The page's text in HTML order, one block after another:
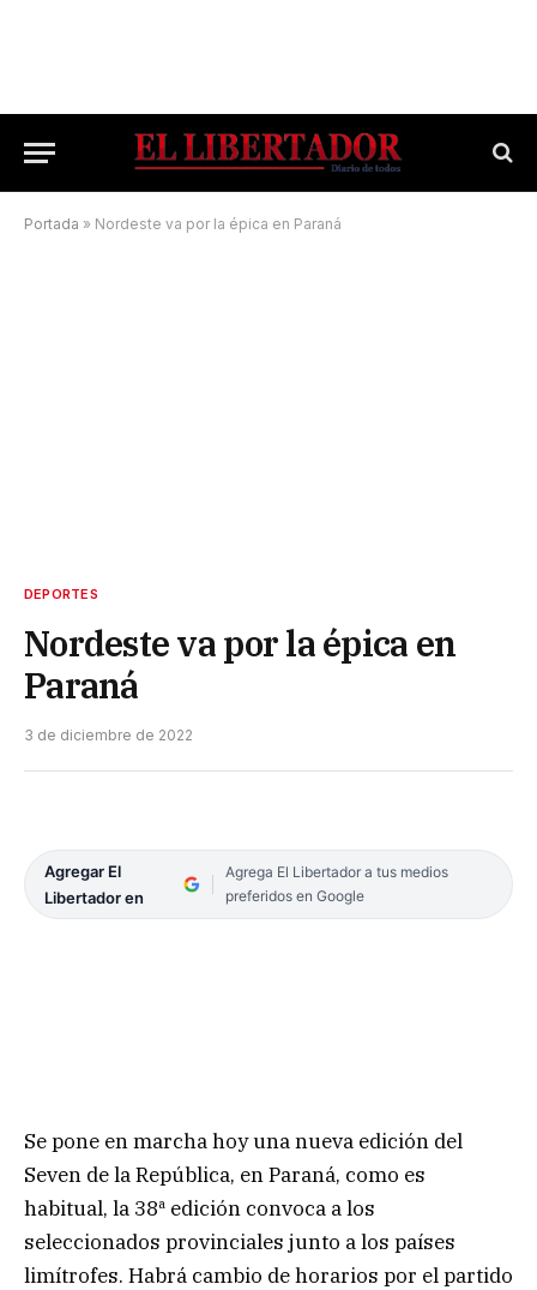
Portada » Nordeste va por la épica en Paraná
DEPORTES
Nordeste va por la épica en
Paraná
3 de diciembre de 2022
Agregar El
Libertador en
Agrega El Libertador a tus medios
preferidos en Google
Se pone en marcha hoy una nueva edición del
Seven de la República, en Paraná, como es
habitual, la 38ª edición convoca a los
seleccionados provinciales junto a los países
limítrofes. Habrá cambio de horarios por el partido